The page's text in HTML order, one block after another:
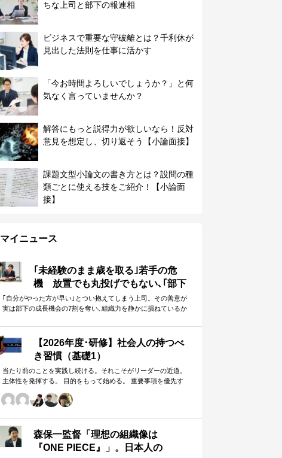
ちな上司と部下の報連相
ビジネスで重要な守破離とは？千利休が
見出した法則を仕事に活かす
「今お時間よろしいでしょうか？」と何
気なく言っていませんか？
解答にもっと説得力が欲しいなら！反対
意見を想定し、切り返そう【小論面接】
課題文型小論文の書き方とは？設問の種
類ごとに使える技をご紹介！【小論面
接】
マイニュース
｢未経験のまま歳を取る｣若手の危
機 放置でも丸投げでもない､｢部下
に任せることができる上司｣になる
方法
｢自分がやった方が早い｣とつい抱えてしまう上司。その善意が
実は部下の成長機会の7割を奪い､組織力を静かに損ねているか
【2026年度･研修】社会人の持つべ
き習慣（基礎1）
当たり前のことを実践し続ける。それこそがリーダーの近道。
主体性を発揮する。 目的をもって始める。 重要事項を優先す
いきます。 評論家ではなく、我がこととして取り組むメンバー
森保一監督「理想の組織像は
『ONE PIECE』」。日本人の